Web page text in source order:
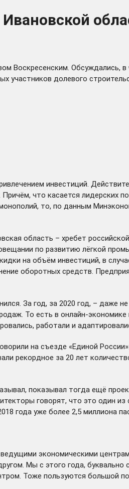
Воскресенским. Обсуждались,
участников долевого
инвестиций.
что касается лидерских
то, по данным
область – хребет
по развитию лёгкой
на объём инвестиций, в
оборотных средств.
За год, за 2020 год, – даже
То есть в онлайн-
работали и
на съезде «Единой
рекордное за 20 лет
показывал тогда ещё
говорят, что это один
года уже более 2,5 миллиона
экономическими
Мы с этого года, буквально
Тоже пользуются большой